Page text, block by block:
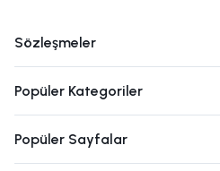
Sözleşmeler
Popüler Kategoriler
Popüler Sayfalar